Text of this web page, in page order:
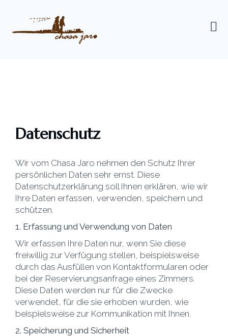
Datenschutz
Wir vom Chasa Jaro nehmen den Schutz Ihrer
persönlichen Daten sehr ernst. Diese
Datenschutzerklärung soll Ihnen erklären, wie wir
Ihre Daten erfassen, verwenden, speichern und
schützen.
1. Erfassung und Verwendung von Daten
Wir erfassen Ihre Daten nur, wenn Sie diese
freiwillig zur Verfügung stellen, beispielsweise
durch das Ausfüllen von Kontaktformularen oder
bei der Reservierungsanfrage eines Zimmers.
Diese Daten werden nur für die Zwecke
verwendet, für die sie erhoben wurden, wie
beispielsweise zur Kommunikation mit Ihnen.
2. Speicherung und Sicherheit